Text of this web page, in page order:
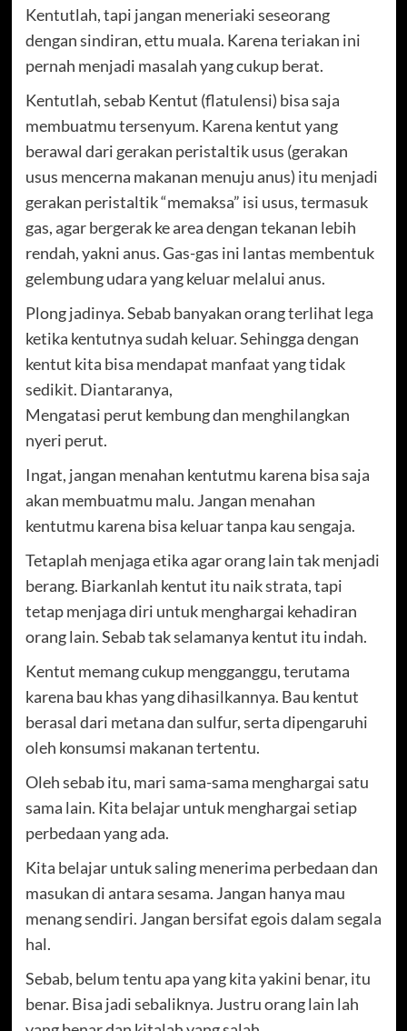
Kentutlah, tapi jangan meneriaki seseorang
dengan sindiran, ettu muala. Karena teriakan ini
pernah menjadi masalah yang cukup berat.
Kentutlah, sebab Kentut (flatulensi) bisa saja
membuatmu tersenyum. Karena kentut yang
berawal dari gerakan peristaltik usus (gerakan
usus mencerna makanan menuju anus) itu menjadi
gerakan peristaltik “memaksa” isi usus, termasuk
gas, agar bergerak ke area dengan tekanan lebih
rendah, yakni anus. Gas-gas ini lantas membentuk
gelembung udara yang keluar melalui anus.
Plong jadinya. Sebab banyakan orang terlihat lega
ketika kentutnya sudah keluar. Sehingga dengan
kentut kita bisa mendapat manfaat yang tidak
sedikit. Diantaranya,
Mengatasi perut kembung dan menghilangkan
nyeri perut.
Ingat, jangan menahan kentutmu karena bisa saja
akan membuatmu malu. Jangan menahan
kentutmu karena bisa keluar tanpa kau sengaja.
Tetaplah menjaga etika agar orang lain tak menjadi
berang. Biarkanlah kentut itu naik strata, tapi
tetap menjaga diri untuk menghargai kehadiran
orang lain. Sebab tak selamanya kentut itu indah.
Kentut memang cukup mengganggu, terutama
karena bau khas yang dihasilkannya. Bau kentut
berasal dari metana dan sulfur, serta dipengaruhi
oleh konsumsi makanan tertentu.
Oleh sebab itu, mari sama-sama menghargai satu
sama lain. Kita belajar untuk menghargai setiap
perbedaan yang ada.
Kita belajar untuk saling menerima perbedaan dan
masukan di antara sesama. Jangan hanya mau
menang sendiri. Jangan bersifat egois dalam segala
hal.
Sebab, belum tentu apa yang kita yakini benar, itu
benar. Bisa jadi sebaliknya. Justru orang lain lah